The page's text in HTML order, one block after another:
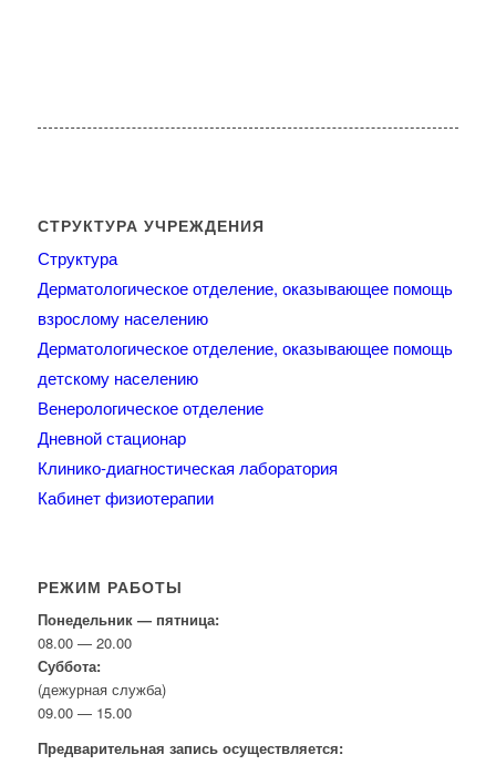
СТРУКТУРА УЧРЕЖДЕНИЯ
Структура
Дерматологическое отделение, оказывающее помощь
взрослому населению
Дерматологическое отделение, оказывающее помощь
детскому населению
Венерологическое отделение
Дневной стационар
Клинико-диагностическая лаборатория
Кабинет физиотерапии
РЕЖИМ РАБОТЫ
Понедельник — пятница:
08.00 — 20.00
Суббота:
(дежурная служба)
09.00 — 15.00
Предварительная запись осуществляется: